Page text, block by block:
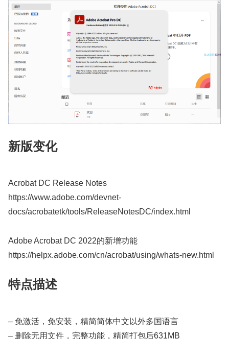
新版变化
Acrobat DC Release Notes
https://www.adobe.com/devnet-
docs/acrobatetk/tools/ReleaseNotesDC/index.html
Adobe Acrobat DC 2022的新增功能
https://helpx.adobe.com/cn/acrobat/using/whats-new.html
特点描述
– 免激活，免安装，精简简体中文以外多国语言
– 删除无用文件，完整功能，精简打包后631MB